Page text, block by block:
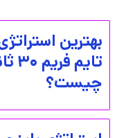
بهترین
چیست؟